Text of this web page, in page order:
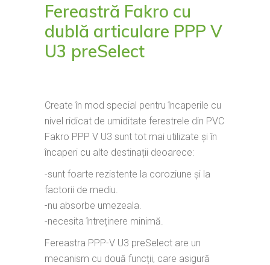
Fereastră Fakro cu
dublă articulare PPP V
U3 preSelect
Create în mod special pentru încaperile cu
nivel ridicat de umiditate ferestrele din PVC
Fakro PPP V U3 sunt tot mai utilizate și în
încaperi cu alte destinații deoarece:
-sunt foarte rezistente la coroziune și la
factorii de mediu.
-nu absorbe umezeala.
-necesita întreținere minimă.
Fereastra PPP-V U3 preSelect are un
mecanism cu două funcții, care asigură